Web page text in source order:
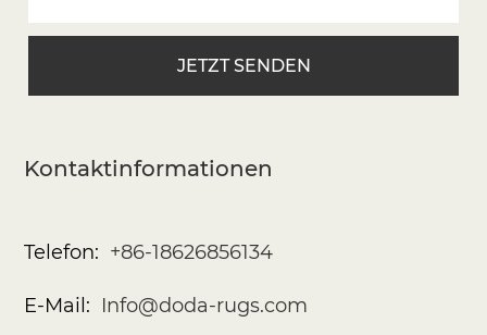
Kontaktinformationen
Telefon: +86-18626856134
E-Mail: Info@doda-rugs.com